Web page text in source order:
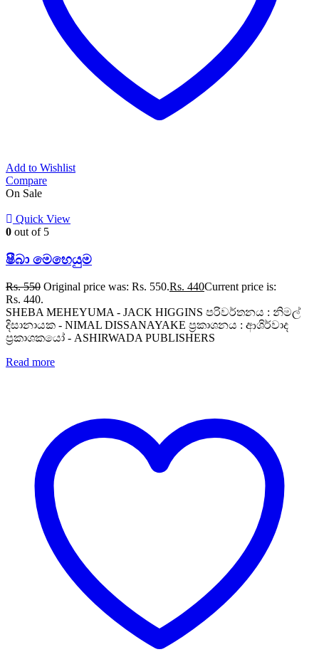
Add to Wishlist
Compare
On Sale
Quick View
0 out of 5
ෂීබා මෙහෙයුම
Rs.550 Original price was: Rs. 550.Rs. 440Current price is:
Rs. 440.
SHEBA MEHEYUMA - JACK HIGGINS පරිවර්තනය : නිමල්
දිසානායක - NIMAL DISSANAYAKE ප්‍රකාශනය : ආශිර්වාද
ප්‍රකාශකයෝ - ASHIRWADA PUBLISHERS
Read more